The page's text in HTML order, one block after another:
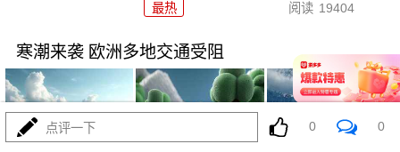
最热 阅读 19404
寒潮来袭 欧洲多地交通受阻
点评一下 0 0